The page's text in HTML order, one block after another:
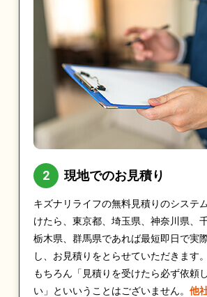
現地でのお見積り
キズナリライフの無料見積りのシステ
けたら、東京都、埼玉県、神奈川県、
栃木県、群馬県であれば最短即日で実
し、お見積りをとらせていただきます。
もちろん「見積りを受けたら必ず依頼
い」といいうことはございません。 他